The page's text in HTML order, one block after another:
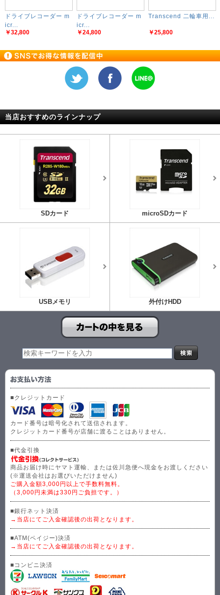
ドライブレコーダー m
icr...
￥32,800
ドライブレコーダー m
icr...
￥24,800
Transcend 二輪車用...
￥25,800
当店おすすめのラインナップ
SDカード microSDカード
USBメモリ 外付けHDD
■クレジットカード
カード番号は暗号化されて送信されます。
クレジットカード番号が店舗に渡ることはありません。
■代金引換
商品お届け時にヤマト運輸、または佐川急便へ現金をお渡しください
(※運送会社はお選びいただけません)
ご購入金額3,000円以上で手数料無料。
（3,000円未満は330円ご負担です。）
■銀行ネット決済
→当店にてご入金確認後の出荷となります。
■ATM(ペイジー)決済
→当店にてご入金確認後の出荷となります。
■コンビニ決済